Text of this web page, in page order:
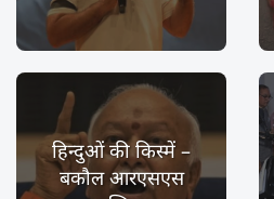
हिन्दुओं की किस्में –
बकौल आरएसएस